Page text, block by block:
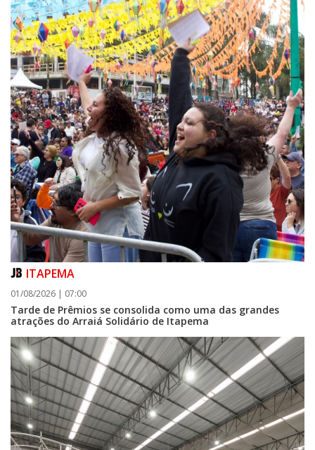
06/08/2026 | 07:00
Inscrições para a exploração da gastronomia do 14º Acampamento
Farroupilha estão abertas
CAMBORIÚ
06/08/2026 | 07:00
Camboriú: exposição de arte transforma o Paço Municipal em um espaço
de cultura
ITAPEMA
01/08/2026 | 07:00
Tarde de Prêmios se consolida como uma das grandes
atrações do Arraiá Solidário de Itapema